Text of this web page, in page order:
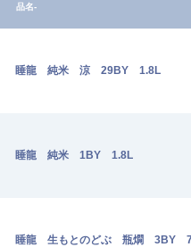
品名-
睡龍 純米 涼 29BY 1.8L
睡龍 純米 1BY 1.8L
睡龍 生もとのどぶ 瓶燗 3BY